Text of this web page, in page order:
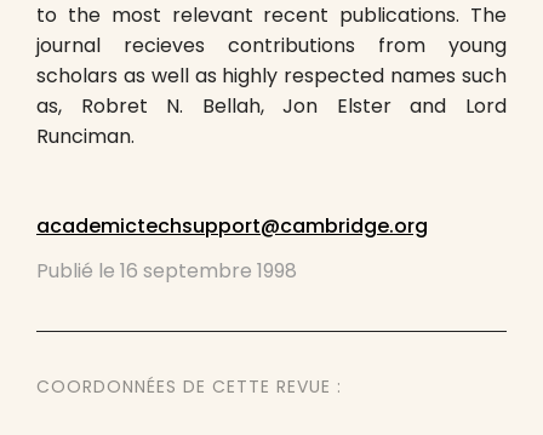
to the most relevant recent publications. The
journal recieves contributions from young
scholars as well as highly respected names such
as, Robret N. Bellah, Jon Elster and Lord
Runciman.
academictechsupport@cambridge.org
Publié le 16 septembre 1998
COORDONNÉES DE CETTE REVUE :